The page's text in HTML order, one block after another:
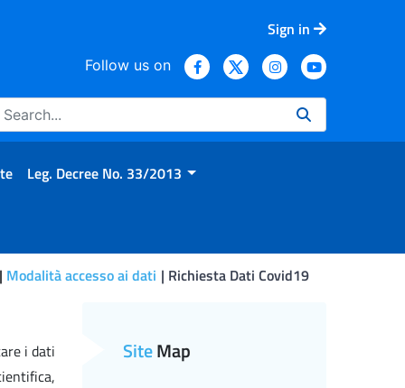
Sign in
Follow us on
Leg. Decree No. 33/2013
Modalità accesso ai dati Richiesta Dati Covid19
i dati
SiteMap